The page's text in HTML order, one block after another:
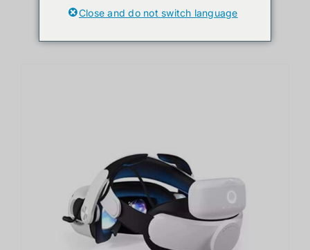
Close and do not switch language